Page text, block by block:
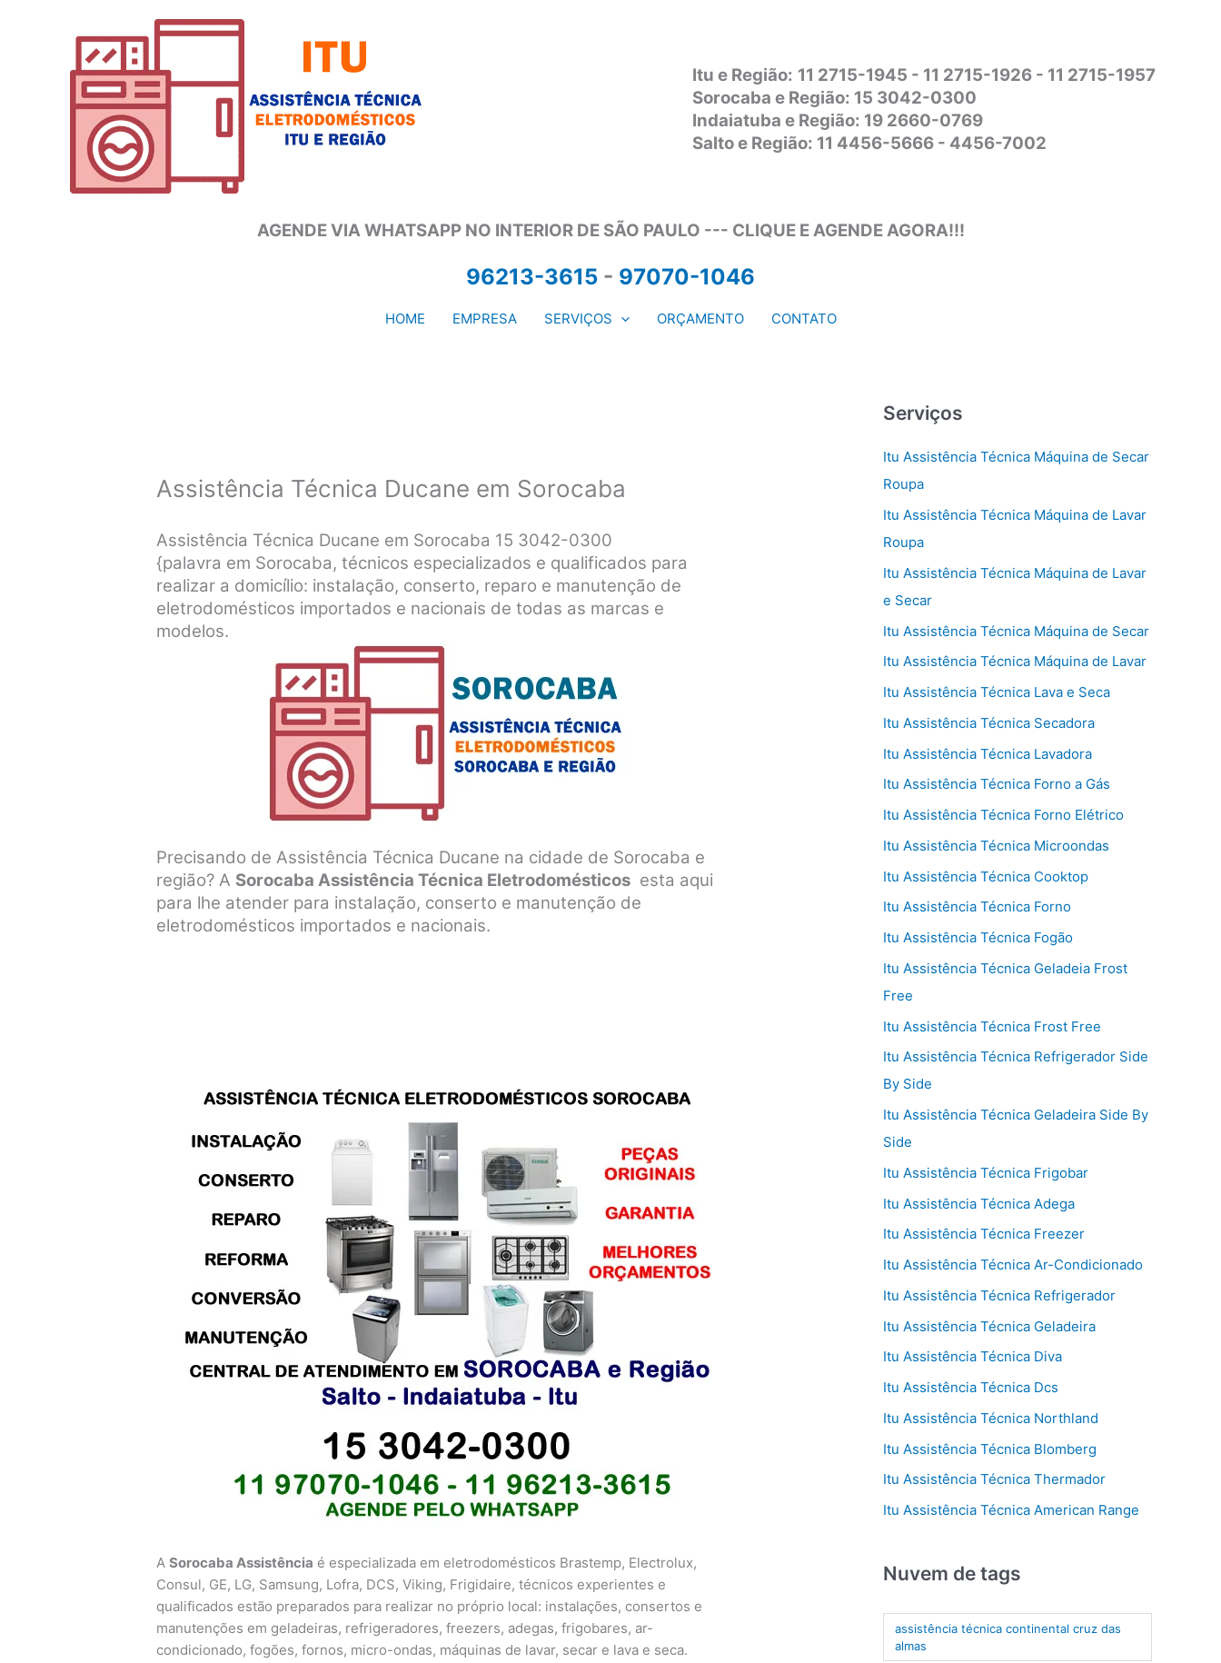
Itu e Região: 11 2715-1945 - 11 2715-1926 - 11 2715-1957
Sorocaba e Região: 15 3042-0300
Indaiatuba e Região: 19 2660-0769
Salto e Região: 11 4456-5666 - 4456-7002
AGENDE VIA WHATSAPP NO INTERIOR DE SÃO PAULO --- CLIQUE E AGENDE AGORA!!!
96213-3615 - 97070-1046
HOME EMPRESA SERVIÇOS ORÇAMENTO CONTATO
Assistência Técnica Ducane em Sorocaba
Assistência Técnica Ducane em Sorocaba 15 3042-0300
{palavra em Sorocaba, técnicos especializados e qualificados para
realizar a domicílio: instalação, conserto, reparo e manutenção de
eletrodomésticos importados e nacionais de todas as marcas e
modelos.
Precisando de Assistência Técnica Ducane na cidade de Sorocaba e
região? A Sorocaba Assistência Técnica Eletrodomésticos esta aqui
para lhe atender para instalação, conserto e manutenção de
eletrodomésticos importados e nacionais.
ASorocaba Assistência é especializada em eletrodomésticos Brastemp, Electrolux,
Consul, GE, LG, Samsung, Lofra, DCS, Viking, Frigidaire, técnicos experientes e
qualificados estão preparados para realizar no próprio local: instalações, consertos e
manutenções em geladeiras, refrigeradores, freezers, adegas, frigobares, ar-
condicionado, fogões, fornos, micro-ondas, máquinas de lavar, secar e lava e seca.
Serviços
Itu Assistência Técnica Máquina de Secar
Roupa
Itu Assistência Técnica Máquina de Lavar
Roupa
Itu Assistência Técnica Máquina de Lavar
e Secar
Itu Assistência Técnica Máquina de Secar
Itu Assistência Técnica Máquina de Lavar
Itu Assistência Técnica Lava e Seca
Itu Assistência Técnica Secadora
Itu Assistência Técnica Lavadora
Itu Assistência Técnica Forno a Gás
Itu Assistência Técnica Forno Elétrico
Itu Assistência Técnica Microondas
Itu Assistência Técnica Cooktop
Itu Assistência Técnica Forno
Itu Assistência Técnica Fogão
Itu Assistência Técnica Geladeia Frost
Free
Itu Assistência Técnica Frost Free
Itu Assistência Técnica Refrigerador Side
By Side
Itu Assistência Técnica Geladeira Side By
Side
Itu Assistência Técnica Frigobar
Itu Assistência Técnica Adega
Itu Assistência Técnica Freezer
Itu Assistência Técnica Ar-Condicionado
Itu Assistência Técnica Refrigerador
Itu Assistência Técnica Geladeira
Itu Assistência Técnica Diva
Itu Assistência Técnica Dcs
Itu Assistência Técnica Northland
Itu Assistência Técnica Blomberg
Itu Assistência Técnica Thermador
Itu Assistência Técnica American Range
Nuvem de tags
assistência técnica continental cruz das
almas